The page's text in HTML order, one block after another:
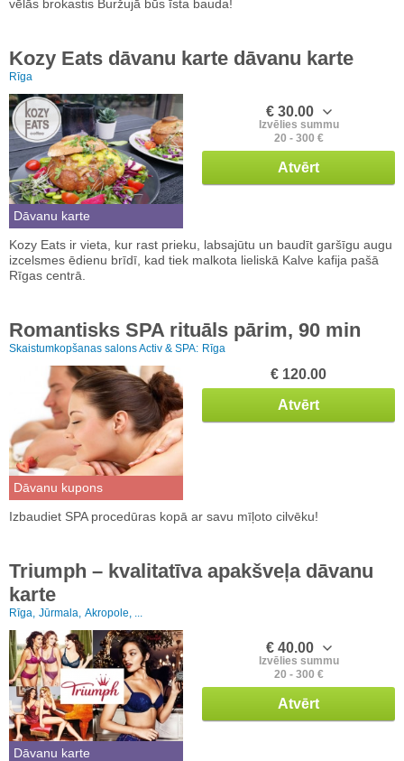
vēlās brokastis Buržujā būs īsta bauda!
Kozy Eats dāvanu karte dāvanu karte
Rīga
Dāvanu karte
€ 30.00
Izvēlies summu
20 - 300 €
Atvērt
Kozy Eats ir vieta, kur rast prieku, labsajūtu un baudīt garšīgu augu
izcelsmes ēdienu brīdī, kad tiek malkota lieliskā Kalve kafija pašā
Rīgas centrā.
Romantisks SPA rituāls pārim, 90 min
Skaistumkopšanas salons Activ & SPA: Rīga
Dāvanu kupons
€ 120.00
Atvērt
Izbaudiet SPA procedūras kopā ar savu mīļoto cilvēku!
Triumph – kvalitatīva apakšveļa dāvanu
karte
Rīga, Jūrmala, Akropole, ...
Dāvanu karte
€ 40.00
Izvēlies summu
20 - 300 €
Atvērt